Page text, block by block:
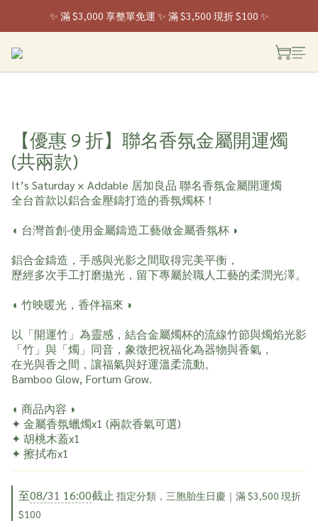
✨ 全家取貨新登場 ✨ 入會享 50 元購物金
✨ 滿 $3,000 享整單免運 ✨ 滿 $3,500 現折 $100 ✨
【優惠 9 折】聯名香氛金屬開運燭
(共兩款)
It’s Saturday × Addable 居加良品 聯名香氛金屬開運燭
全台首款以鋁合金壓鑄打造的香氛燭杯！
◖ 台灣首創-使用金屬鑄造工藝做金屬香氛杯 ◗
鋁合金鑄造，手感與光影之間取得完美平衡，
歷經多次手工打磨拋光，留下專屬於職人工藝的柔潤光澤。
◖ 竹映暖光，香伴福來 ◗
以「開運竹」為靈感，結合金屬燭杯的流線竹節與燭焰光影
「竹」與「燭」同音，象徵把祝福化為器物與香氣，
在光與香之間，讓福氣與好運溫柔流動。
Bamboo Glow, Forturn Grow.
◖ 商品內容 ◗
✦ 金屬香氛蠟燭x1 (兩款香氣可選)
✦ 胡桃木蓋x1
✦ 擦拭布x1
至08/31 16:00截止 指定分類，三胞胎生日慶｜滿 $3,500 現折
$100